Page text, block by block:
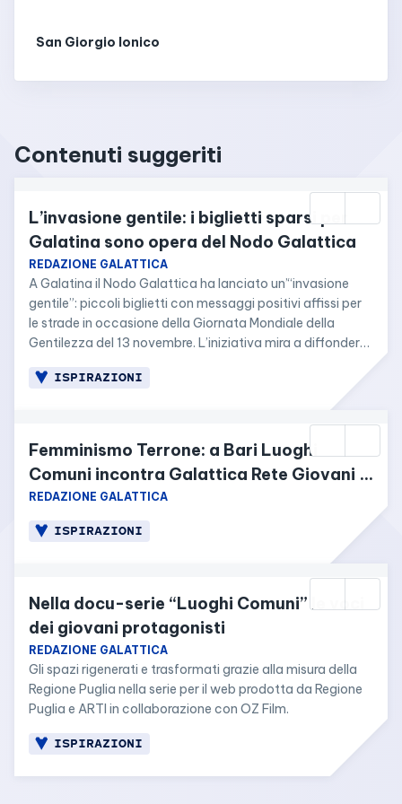
San Giorgio Ionico
Contenuti suggeriti
L’invasione gentile: i biglietti sparsi per
Galatina sono opera del Nodo Galattica
REDAZIONE GALATTICA
A Galatina il Nodo Galattica ha lanciato un’“invasione
gentile”: piccoli biglietti con messaggi positivi affissi per
le strade in occasione della Giornata Mondiale della
Gentilezza del 13 novembre. L’iniziativa mira a diffondere
parola gentile può migliorare la giornata di qualcunə. Il
ISPIRAZIONI
Femminismo Terrone: a Bari Luoghi
Comuni incontra Galattica Rete Giovani
Puglia
REDAZIONE GALATTICA
ISPIRAZIONI
Nella docu-serie “Luoghi Comuni” le voci
dei giovani protagonisti
REDAZIONE GALATTICA
Gli spazi rigenerati e trasformati grazie alla misura della
Regione Puglia nella serie per il web prodotta da Regione
Puglia e ARTI in collaborazione con OZ Film.
ISPIRAZIONI